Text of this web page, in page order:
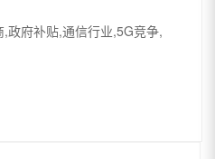
,政府补贴,通信行业,5G竞争,